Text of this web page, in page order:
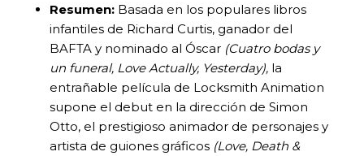
Resumen: Basada en los populares libros
infantiles de Richard Curtis, ganador del
BAFTA y nominado al Óscar (Cuatro bodas y
un funeral, Love Actually, Yesterday), la
entrañable película de Locksmith Animation
supone el debut en la dirección de Simon
Otto, el prestigioso animador de personajes y
artista de guiones gráficos (Love, Death &